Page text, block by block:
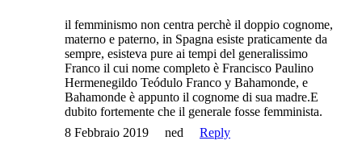
il femminismo non centra perchè il doppio cognome,
materno e paterno, in Spagna esiste praticamente da
sempre, esisteva pure ai tempi del generalissimo
Franco il cui nome completo è Francisco Paulino
Hermenegildo Teódulo Franco y Bahamonde, e
Bahamonde è appunto il cognome di sua madre.E
dubito fortemente che il generale fosse femminista.
8 Febbraio 2019
ned Reply